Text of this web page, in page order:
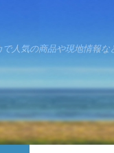
で人気の商品や現地情報な